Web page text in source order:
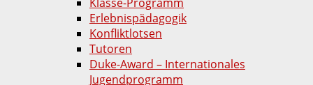
Erlebnispädagogik
Konfliktlotsen
Tutoren
Duke-Award – Internationales
Jugendprogramm